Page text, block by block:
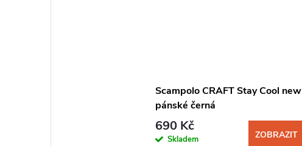
Scampolo CRAFT Stay Cool new
pánské černá
690 Kč
Skladem ZOBRAZIT